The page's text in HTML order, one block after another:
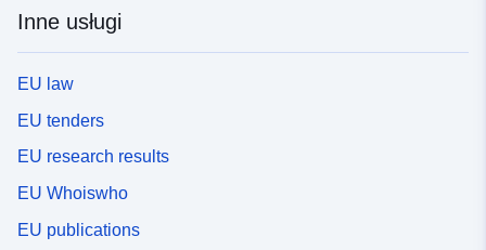
Inne usługi
EU law
EU tenders
EU research results
EU Whoiswho
EU publications